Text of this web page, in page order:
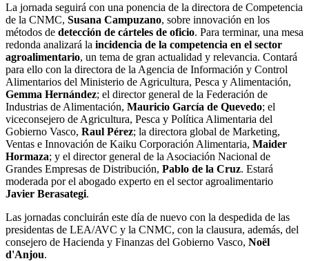
La jornada seguirá con una ponencia de la directora de Competencia
de la CNMC, Susana Campuzano, sobre innovación en los
métodos de detección de cárteles de oficio. Para terminar, una mesa
redonda analizará la incidencia de la competencia en el sector
agroalimentario, un tema de gran actualidad y relevancia. Contará
para ello con la directora de la Agencia de Información y Control
Alimentarios del Ministerio de Agricultura, Pesca y Alimentación,
Gemma Hernández; el director general de la Federación de
Industrias de Alimentación, Mauricio García de Quevedo; el
viceconsejero de Agricultura, Pesca y Política Alimentaria del
Gobierno Vasco, Raul Pérez; la directora global de Marketing,
Ventas e Innovación de Kaiku Corporación Alimentaria, Maider
Hormaza; y el director general de la Asociación Nacional de
Grandes Empresas de Distribución, Pablo de la Cruz. Estará
moderada por el abogado experto en el sector agroalimentario
Javier Berasategi.
Las jornadas concluirán este día de nuevo con la despedida de las
presidentas de LEA/AVC y la CNMC, con la clausura, además, del
consejero de Hacienda y Finanzas del Gobierno Vasco, Noël
d'Anjou.